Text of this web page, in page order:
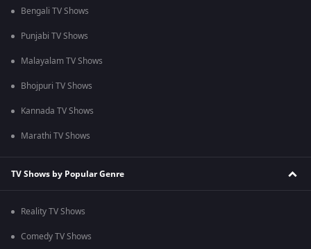
Bengali TV Shows
Punjabi TV Shows
Malayalam TV Shows
Bhojpuri TV Shows
Kannada TV Shows
Marathi TV Shows
TV Shows by Popular Genre
Reality TV Shows
Comedy TV Shows